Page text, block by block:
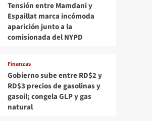
Tensión entre Mamdani y
Espaillat marca incómoda
aparición junto a la
comisionada del NYPD
Finanzas
Gobierno sube entre RD$2 y
RD$3 precios de gasolinas y
gasoil; congela GLP y gas
natural